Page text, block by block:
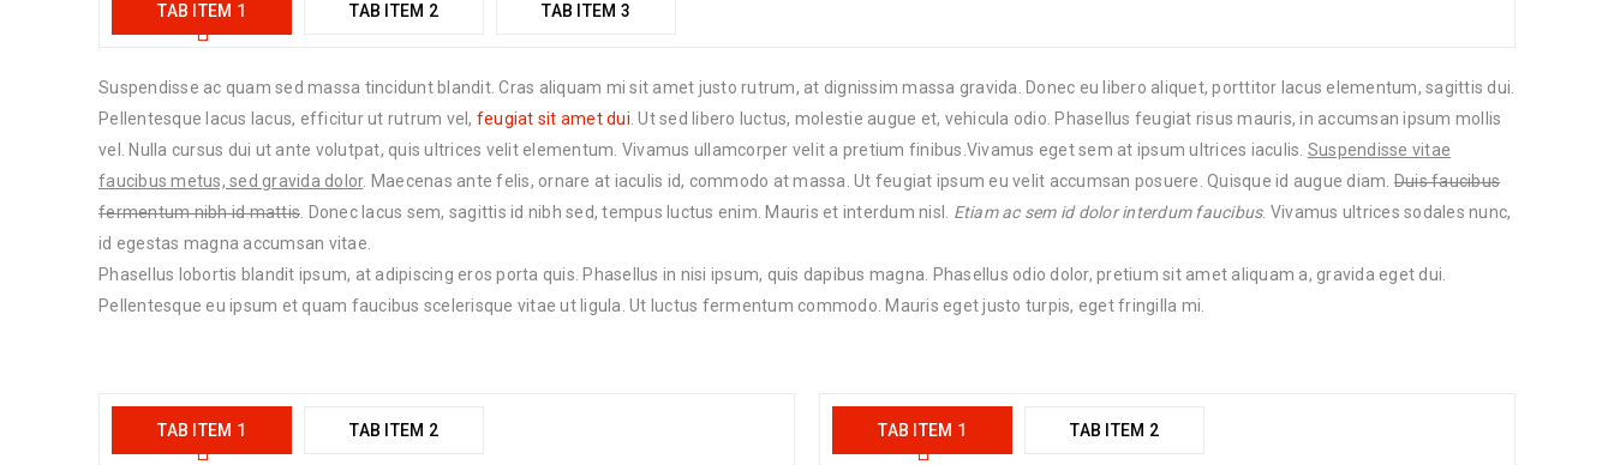
TAB ITEM 1 TAB ITEM 2 TAB ITEM 3
Suspendisse ac quam sed massa tincidunt blandit. Cras aliquam mi sit amet justo rutrum, at dignissim massa gravida. Donec eu libero aliquet, porttitor lacus elementum, sagittis dui.
Pellentesque lacus lacus, efficitur ut rutrum vel, feugiat sit amet dui . Ut sed libero luctus, molestie augue et, vehicula odio. Phasellus feugiat risus mauris, in accumsan ipsum mollis
vel. Nulla cursus dui ut ante volutpat, quis ultrices velit elementum. Vivamus ullamcorper velit a pretium finibus.Vivamus eget sem at ipsum ultrices iaculis. Suspendisse vitae
faucibus metus, sed gravida dolor. Maecenas ante felis, ornare at iaculis id, commodo at massa. Ut feugiat ipsum eu velit accumsan posuere. Quisque id augue diam.Duis faucibus
fermentum nibh id mattis . Donec lacus sem, sagittis id nibh sed, tempus luctus enim. Mauris et interdum nisl. Etiam ac sem id dolor interdum faucibus. Vivamus ultrices sodales nunc,
id egestas magna accumsan vitae.
Phasellus lobortis blandit ipsum, at adipiscing eros porta quis. Phasellus in nisi ipsum, quis dapibus magna. Phasellus odio dolor, pretium sit amet aliquam a, gravida eget dui.
Pellentesque eu ipsum et quam faucibus scelerisque vitae ut ligula. Ut luctus fermentum commodo. Mauris eget justo turpis, eget fringilla mi.
TAB ITEM 1 TAB ITEM 2 TAB ITEM 1 TAB ITEM 2